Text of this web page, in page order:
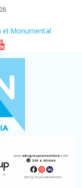
el Monumental
dos décadas y ya
el sector
y consumo
por el país, un 5,9%
julio: bajó un 12,6%